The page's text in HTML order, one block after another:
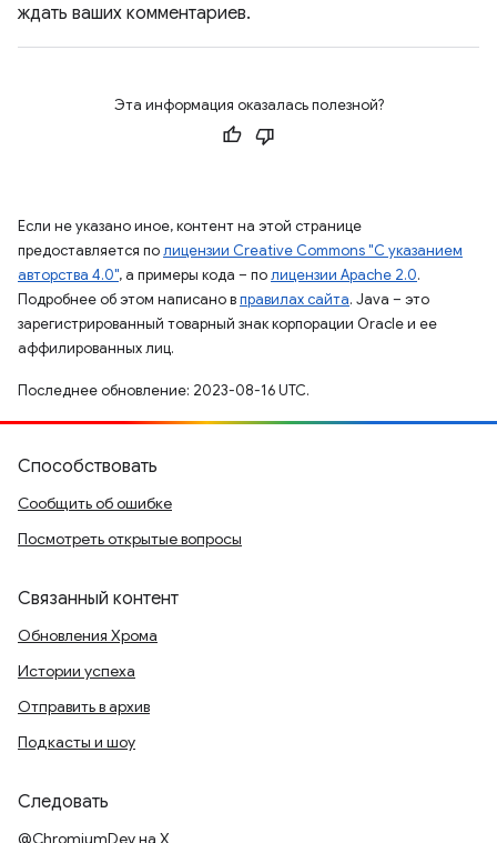
ждать ваших комментариев.
Эта информация оказалась полезной?
Если не указано иное, контент на этой странице
предоставляется полицензии Creative Commons "С указанием
авторства 4.0", а примеры кода – полицензии Apache 2.0.
Подробнее об этом написано вправилах сайта. Java – это
зарегистрированный товарный знак корпорации Oracle и ее
аффилированных лиц.
Последнее обновление: 2023-08-16 UTC.
Способствовать
Сообщить об ошибке
Посмотреть открытые вопросы
Связанный контент
Обновления Хрома
Истории успеха
Отправить в архив
Подкасты и шоу
Следовать
@ChromiumDev на X